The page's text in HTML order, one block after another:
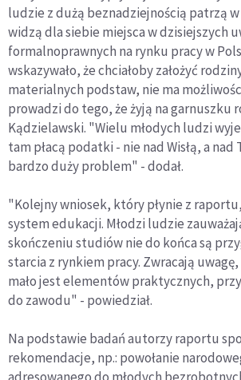
ludzie z dużą beznadziejnością patrzą w
widzą dla siebie miejsca w dzisiejszych
formalnoprawnych na rynku pracy w
wskazywało, że chciałoby założyć
materialnych podstaw, nie ma
prowadzi do tego, że żyją na garnuszku
Kądzielawski. "Wielu młodych ludzi
tam płacą podatki - nie nad Wisłą, a nad
bardzo duży problem" - dodał.
"Kolejny wniosek, który płynie z
system edukacji. Młodzi ludzie
skończeniu studiów nie do końca są
starcia z rynkiem pracy. Zwracają
mało jest elementów praktycznych,
do zawodu" - powiedział.
Na podstawie badań autorzy raportu
rekomendacje, np.: powołanie